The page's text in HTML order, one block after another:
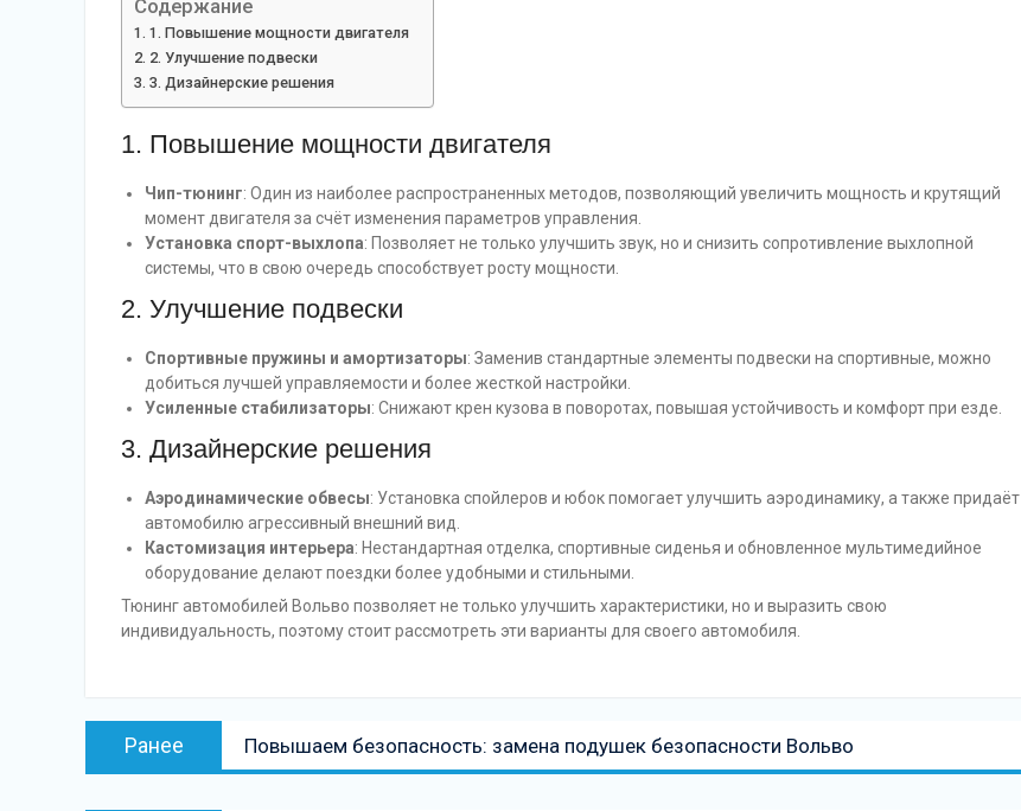
Содержание
1. Повышение мощности двигателя
2. Улучшение подвески
3. Дизайнерские решения
1. Повышение мощности двигателя
Чип-тюнинг: Один из наиболее распространенных методов, позволяющий увеличить мощность и крутящий
момент двигателя за счёт изменения параметров управления.
Установка спорт-выхлопа: Позволяет не только улучшить звук, но и снизить сопротивление выхлопной
системы, что в свою очередь способствует росту мощности.
2. Улучшение подвески
Спортивные пружины и амортизаторы: Заменив стандартные элементы подвески на спортивные, можно
добиться лучшей управляемости и более жесткой настройки.
Усиленные стабилизаторы: Снижают крен кузова в поворотах, повышая устойчивость и комфорт при езде.
3. Дизайнерские решения
Аэродинамические обвесы: Установка спойлеров и юбок помогает улучшить аэродинамику, а также придаёт
автомобилю агрессивный внешний вид.
Кастомизация интерьера: Нестандартная отделка, спортивные сиденья и обновленное мультимедийное
оборудование делают поездки более удобными и стильными.
Тюнинг автомобилей Вольво позволяет не только улучшить характеристики, но и выразить свою
индивидуальность, поэтому стоит рассмотреть эти варианты для своего автомобиля.
Навигация
Ранее
Предыдущая
Повышаем безопасность: замена подушек безопасности Вольво